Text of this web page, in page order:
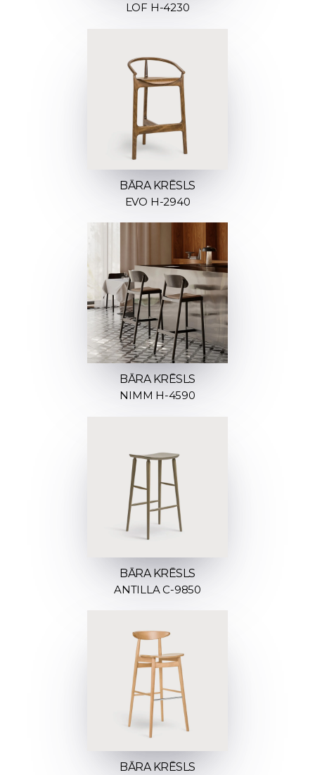
LOF H-4230
BĀRA KRĒSLS
EVO H-2940
BĀRA KRĒSLS
NIMM H-4590
BĀRA KRĒSLS
ANTILLA C-9850
BĀRA KRĒSLS